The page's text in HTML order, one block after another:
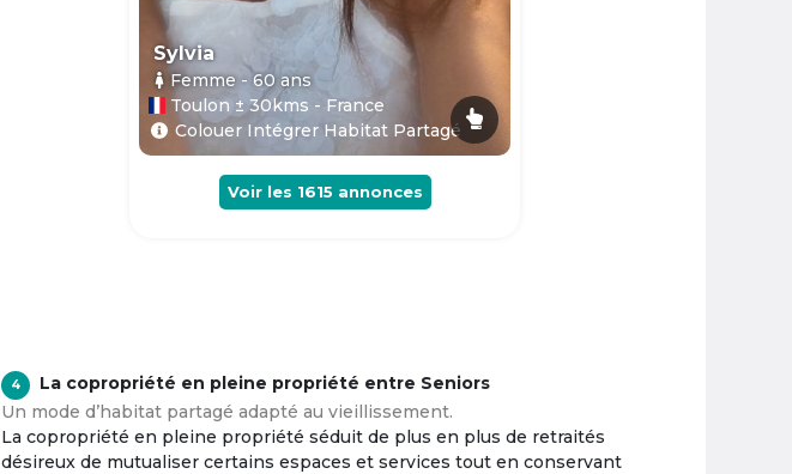
Sylvia
Femme - 60ans
Toulon ± 30kms - France
Colouer Intégrer Habitat Partagé
Voir les 1615 annonces
4
La copropriété en pleine propriété entre Seniors
Un mode d’habitat partagé adapté au vieillissement.
La copropriété en pleine propriété séduit de plus en plus de retraités
désireux de mutualiser certains espaces et services tout en conservant